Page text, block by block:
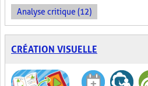
Analyse critique (12)
CRÉATION VISUELLE